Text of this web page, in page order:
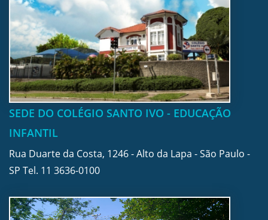
SEDE DO COLÉGIO SANTO IVO - EDUCAÇÃO
INFANTIL
Rua Duarte da Costa, 1246 - Alto da Lapa - São Paulo -
SP Tel. 11 3636-0100